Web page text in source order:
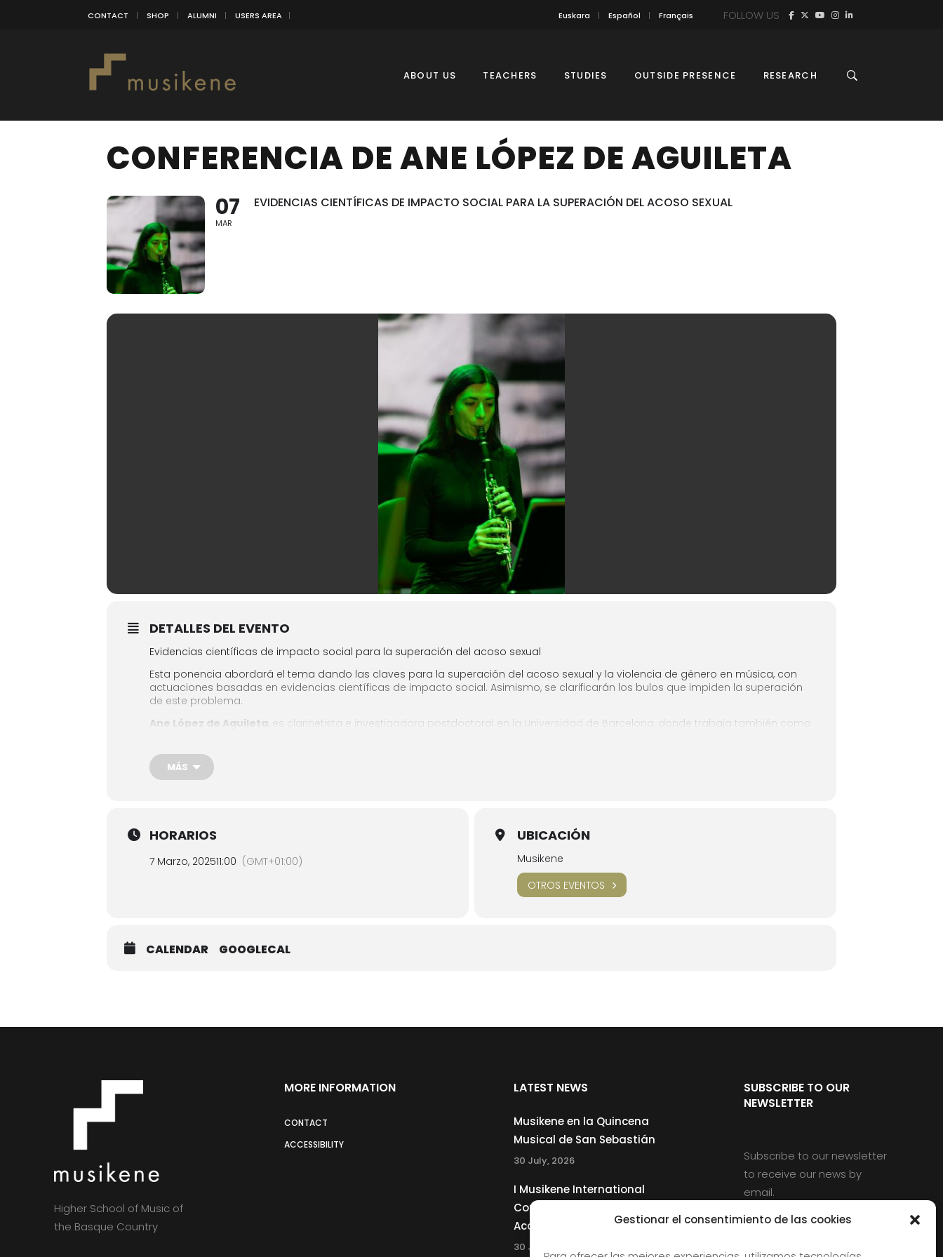
Gestionar el consentimiento de las cookies
CONTACT SHOP ALUMNI USERS AREA Euskara Español Français FOLLOW US
ABOUT US TEACHERS STUDIES OUTSIDE PRESENCE RESEARCH
CONFERENCIA DE ANE LÓPEZ DE AGUILETA
07
MAR
EVIDENCIAS CIENTÍFICAS DE IMPACTO SOCIAL PARA LA SUPERACIÓN DEL ACOSO SEXUAL
DETALLES DEL EVENTO
Evidencias científicas de impacto social para la superación del acoso sexual
Esta ponencia abordará el tema dando las claves para la superación del acoso sexual y la violencia de género en música, con
actuaciones basadas en evidencias científicas de impacto social. Asimismo, se clarificarán los bulos que impiden la superación
de este problema.
Ane López de Aguileta , es clarinetista e investigadora postdoctoral en la Universidad de Barcelona, donde trabaja también como
Entrada libre y gratuita hasta completar aforo
MÁS
HORARIOS
7 Marzo, 202511:00 (GMT+01:00)
UBICACIÓN
Musikene
OTROS EVENTOS
CALENDAR GOOGLECAL
Higher School of Music of
the Basque Country
MORE INFORMATION
CONTACT
ACCESSIBILITY
LATEST NEWS
Musikene en la Quincena
Musical de San Sebastián
30 July, 2026
I Musikene International
Competition for Young
Accordionists
30 July, 2026
SUBSCRIBE TO OUR
NEWSLETTER
Subscribe to our newsletter
to receive our news by
email.